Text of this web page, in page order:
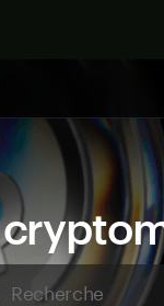
Recherche